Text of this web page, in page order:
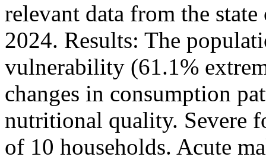
relevant data from the
2024. Results: The
vulnerability (61.1%
changes in consumption
nutritional quality. Severe
of 10 households. Acute